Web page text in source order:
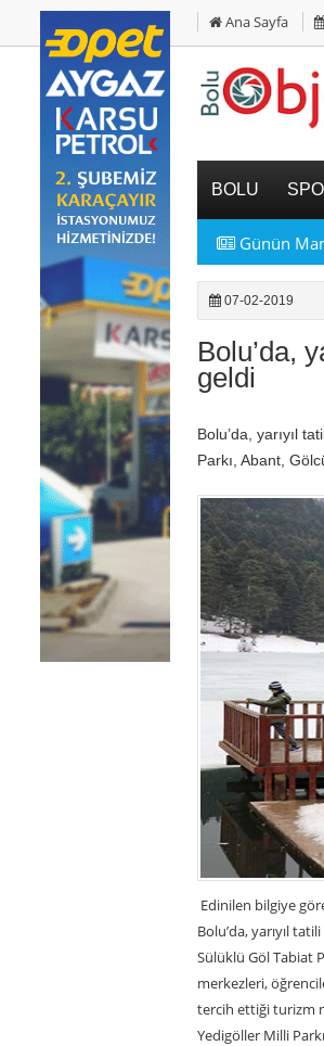
Ana Sayfa
BOLU
Günün
07-02-2019
Bolu’da,
geldi
Bolu’da, yarıyıl
Parkı, Abant,
Edinilen bilgiye
Bolu’da, yarıyıl
Sülüklü Göl Tabiat
merkezleri,
tercih ettiği turizm
Yedigöller Milli